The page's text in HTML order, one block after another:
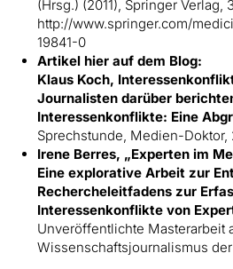
(Hrsg.) (2011), Springer Verlag,
http://www.springer.com/
19841-0
Artikel hier auf dem Blog:
Klaus Koch,
Journalisten darüber
Interessenkonflikte: Eine
Sprechstunde, Medien-Doktor,
Irene Berres, „Experten im
Eine explorative Arbeit zur
Rechercheleitfadens zur
Interessenkonflikte von
Unveröffentlichte Masterarbeit
Wissenschaftsjournalismus